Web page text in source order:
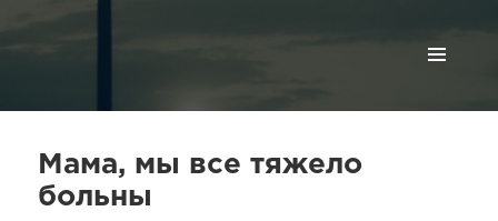
Мама, мы все тяжело
больны